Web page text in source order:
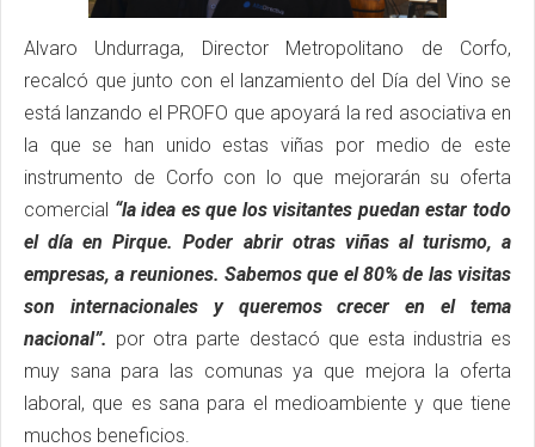
Alvaro Undurraga, Director Metropolitano de Corfo,
recalcó que junto con el lanzamiento del Día del Vino se
está lanzando el PROFO que apoyará la red asociativa en
la que se han unido estas viñas por medio de este
instrumento de Corfo con lo que mejorarán su oferta
comercial “la idea es que los visitantes puedan estar todo
el día en Pirque. Poder abrir otras viñas al turismo, a
empresas, a reuniones. Sabemos que el 80% de las visitas
son internacionales y queremos crecer en el tema
nacional”. por otra parte destacó que esta industria es
muy sana para las comunas ya que mejora la oferta
laboral, que es sana para el medioambiente y que tiene
muchos beneficios.